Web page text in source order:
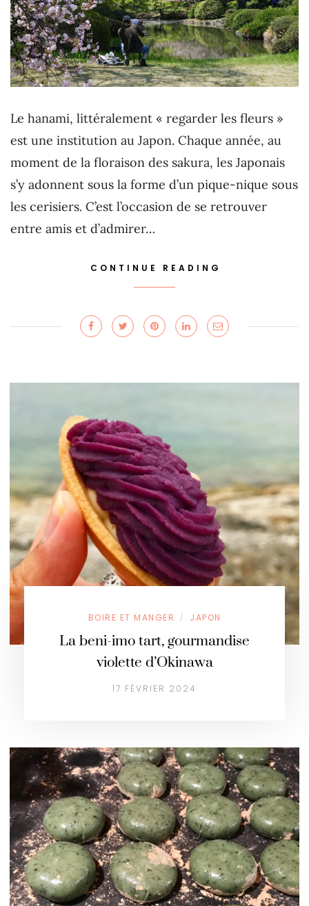
Le hanami, littéralement « regarder les fleurs »
est une institution au Japon. Chaque année, au
moment de la floraison des sakura, les Japonais
s’y adonnent sous la forme d’un pique-nique sous
les cerisiers. C’est l’occasion de se retrouver
entre amis et d’admirer…
CONTINUE READING
BOIRE ET MANGER / JAPON
La beni-imo tart, gourmandise
violette d’Okinawa
17 FÉVRIER 2024